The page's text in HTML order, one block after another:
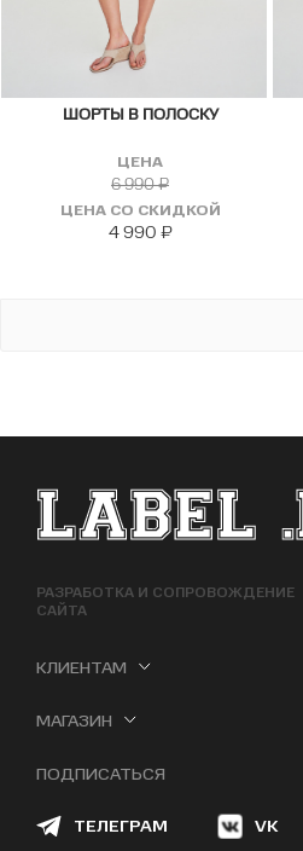
ШОРТЫ В ПОЛОСКУ
ЦЕНА
6 990₽
ЦЕНА СО СКИДКОЙ
4 990 ₽
ФУТЕР САЙТА
РАЗРАБОТКА И СОПРОВОЖДЕНИЕ
САЙТА
КЛИЕНТАМ
МАГАЗИН
ПОДПИСАТЬСЯ
ТЕЛЕГРАМ VK